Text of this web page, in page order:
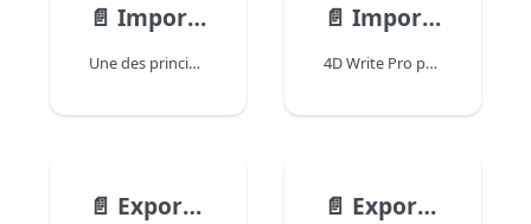
📄️ Import de documents 4D Write
Une des principales fonctions du nouvel objet 4D Write Pro est sa capacité à importer et à convertir les documents 4D Write existants. Ce principe vous permet de migrer les applications qui s'appuient actuellement sur le plug-in 4D Write.
📄️ Importer et exporter au format docx
4D Write Pro peut à la fois importer et exporter des documents au format .docx. Ce format est pris en charge par les applications de traitement de texte telles que Microsoft Word.
📄️ Exporter aux formats HTML et MIME HTML 📄️ Exporter au format SVG